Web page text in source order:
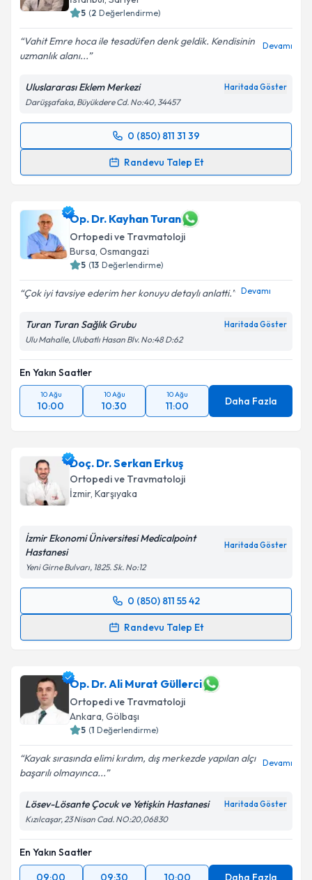
İstanbul, Sarıyer
( Değerlendirme)
Vahit Emre hoca ile tesadüfen denk geldik. Kendisinin
uzmanlık alanı...
Uluslararası Eklem Merkezi
Darüşşafaka, Büyükdere Cd. No:40, 34457
0 (850) 811 31 39
Randevu Talep Et
Randevu Takvimi Talebi
talebi oluşturun. Size bu uzmandan randevu almanız
için bir takvim hazırlandığında e-posta ile
bilgilendireceğiz.
E-posta Adresiniz
Kişisel verilerimin işlenmesine ilişkin
kapsamda işlenmesini kabul ediyorum.
Takvim Talebini Gönder
Op. Dr. Kayhan Turan
Ortopedi ve Travmatoloji
Bursa, Osmangazi
( Değerlendirme)
Çok iyi tavsiye ederim her konuyu detaylı anlatti.
Turan Turan Sağlık Grubu
Ulu Mahalle, Ulubatlı Hasan Blv. No:48 D:62
En Yakın Saatler
10 Ağu
10:00
10 Ağu
10:30
10 Ağu
11:00 Daha Fazla
Doç. Dr. Serkan Erkuş
Ortopedi ve Travmatoloji
İzmir, Karşıyaka
İzmir Ekonomi Üniversitesi Medicalpoint
Hastanesi
Yeni Girne Bulvarı, 1825. Sk. No:12
0 (850) 811 55 42
Randevu Talep Et
Randevu Takvimi Talebi
oluşturun. Size bu uzmandan randevu almanız için bir
takvim hazırlandığında e-posta ile bilgilendireceğiz.
E-posta Adresiniz
Metni 'ni okudum ve kişisel verilerimin belirtilen
kapsamda işlenmesini kabul ediyorum.
Op. Dr. Ali Murat Güllerci
Ortopedi ve Travmatoloji
Ankara, Gölbaşı
( Değerlendirme)
Kayak sırasında elimi kırdım, dış merkezde yapılan alçı
başarılı olmayınca...
Lösev-Lösante Çocuk ve Yetişkin Hastanesi
Kızılcaşar, 23 Nisan Cad. NO:20,06830
En Yakın Saatler